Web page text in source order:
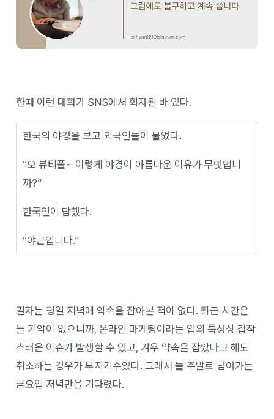
한때 이런 대화가 SNS에서 회자된 바 있다.
한국의 야경을 보고 외국인들이 물었다.
“오 뷰티풀~ 이렇게 야경이 아름다운 이유가 무엇입니
까?”
한국인이 답했다.
“야근입니다.”
필자는 평일 저녁에 약속을 잡아본 적이 없다. 퇴근 시간은
늘 기약이 없으니까, 온라인 마케팅이라는 업의 특성상 갑작
스러운 이슈가 발생할 수 있고, 겨우 약속을 잡았다고 해도
취소하는 경우가 부지기수였다. 그래서 늘 주말로 넘어가는
금요일 저녁만을 기다렸다.